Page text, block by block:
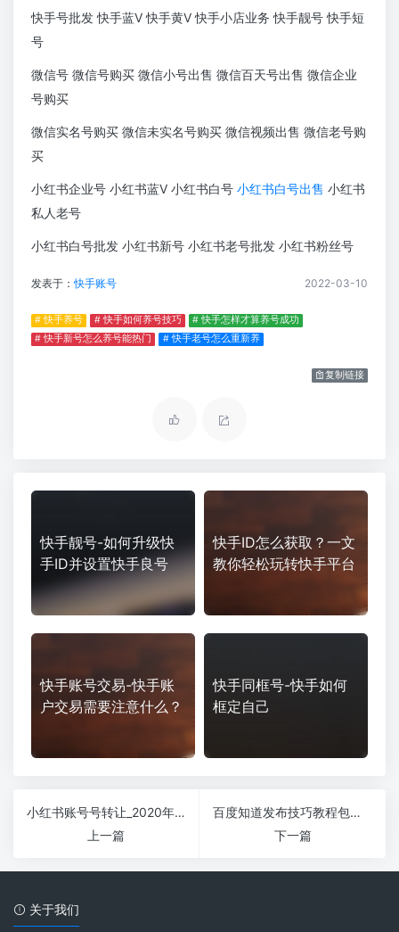
快手号批发 快手蓝V 快手黄V 快手小店业务 快手靓号 快手短
号
微信号 微信号购买 微信小号出售 微信百天号出售 微信企业
号购买
微信实名号购买 微信未实名号购买 微信视频出售 微信老号购
买
小红书企业号 小红书蓝V 小红书白号 小红书白号出售 小红书
私人老号
小红书白号批发 小红书新号 小红书老号批发 小红书粉丝号
发表于：快手账号 2022-03-10
# 快手养号 # 快手如何养号技巧
# 快手怎样才算养号成功
# 快手新号怎么养号能热门
# 快手老号怎么重新养
复制链接
快手靓号-如何升级快
手ID并设置快手良号
快手ID怎么获取？一文
教你轻松玩转快手平台
快手账号交易-快手账
户交易需要注意什么？
快手同框号-快手如何
框定自己
小红书账号号转让_2020年注册2.2w粉，14w赞，持续涨粉中
上一篇
百度知道发布技巧教程包存活
下一篇
关于我们